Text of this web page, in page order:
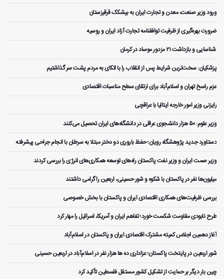
ورود وزیر صنعت، معدن و تجارت ایران به بیشکک قرقیزستان
ضرورت بهره‌گیری از ظرفیت توافقنامه تجارت آزاد ایران و روسیه
️ شناسایی و بازداشت ۲۱ مزدور موساد در کرمان
پزشکیان: سخت‌ترین شرایط پس از انقلاب را با اتکای به مردم پشت سر گذاشتیم
عزم راسخ تهران و اسلام‌آباد برای ارتقای سطح مناسبات اقتصادی
رایزنی وزیر امور خارجه ایتالیا با عراقچی
وزیر علوم: ۵۰ هزار دانشجوی عراقی در دانشگاه‌های ایران تحصیل می‌کنند
دستاورد جدید پژوهشگاه رویان؛ حفظ باروری دو دختر مبتلا به سرطان با انجام جراحی پیشرفته
وزیر صمت ایران و وزیر نفت پاکستان راه‌های توسعه همکاری‌های انرژی را بررسی کردند
میلیون‌ها نفر در پاکستان با شکوه و شور حسینی، اربعین را گرامی داشتند
بررسی ظرفیت‌های همکاری اقتصادی ایران و پاکستان با بخش خصوصی
طرح نابودی مقاومت شکست خورد؛ تفاهم ایران و آمریکا، اسرائیل را مهار کرد
آغاز دهمین اجلاس کمیته مشترک اقتصادی ایران و پاکستان در اسلام‌آباد
شور اربعین در پایتخت پاکستان؛ عزاداری ده ها هزار نفر در اسلام‌آباد در اربعین حسینی
چین بار دیگر بر حمایت از تشکیل کشور مستقل فلسطین تأکید کرد